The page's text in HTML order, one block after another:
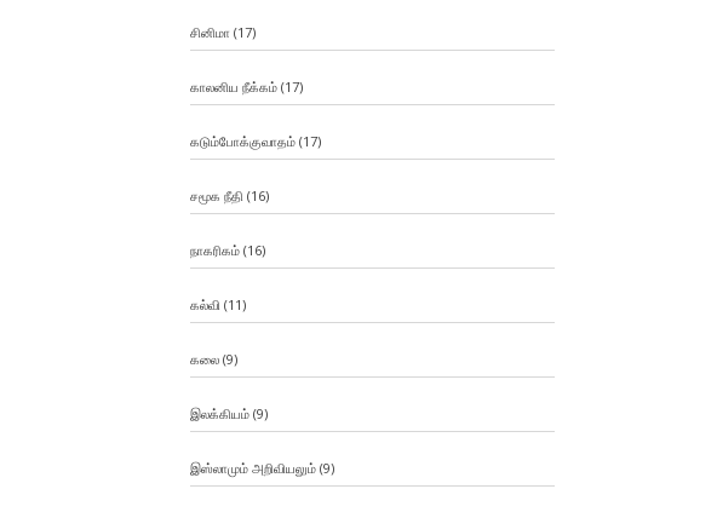
சினிமா (17)
காலனிய நீக்கம்(17)
கடும்போக்குவாதம்(17)
சமூக நீதி (16)
நாகரிகம்(16)
கல்வி (11)
கலை(9)
இலக்கியம்(9)
இஸ்லாமும் அறிவியலும்(9)